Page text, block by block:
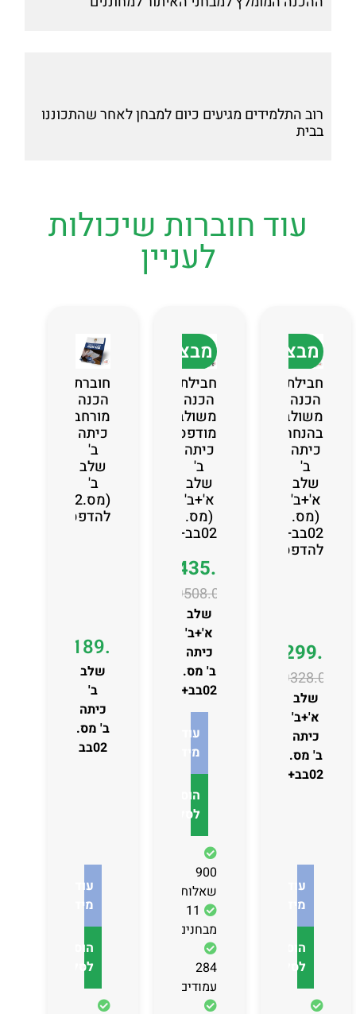
רוב התלמידים מגיעים כיום למבחן לאחר שהתכוננו
בבית
עוד חוברות שיכולות
לעניין
מבצע
חבילת
הכנה
משולבת
בהנחה
כיתה
ב'
שלב
א'+ב'
(מס.
להדפסה
₪328.00
299.00
שלב
א'+ב'
כיתה
ב' מס.
02בב+03
עוד
מידע
הוספה
לסל
מבצע
חבילת
הכנה
משולבת
מודפסת
כיתה
ב'
שלב
א'+ב'
(מס.
02בב+03אב)
900
שאלות
11
מבחנים
284
עמודים
₪508.00
435.00
שלב
א'+ב'
כיתה
ב' מס.
02בב+03
עוד
מידע
הוספה
לסל
חוברת
הכנה
מורחבת
כיתה
ב'
שלב
ב'
להדפסה
189.00
שלב
ב'
כיתה
ב' מס.
02בב
עוד
מידע
הוספה
לסל